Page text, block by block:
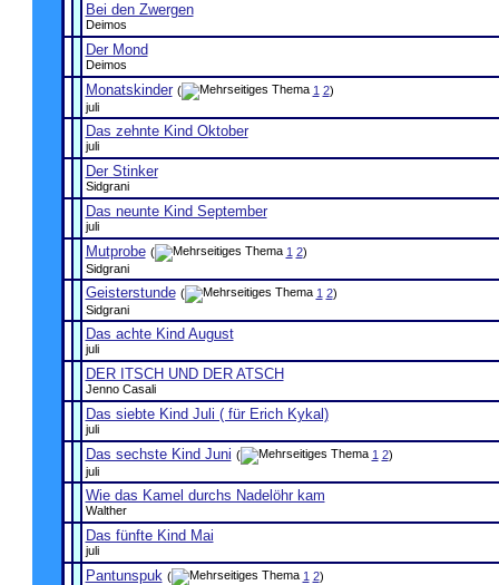
Bei den Zwergen
Deimos
Der Mond
Deimos
Monatskinder ( 1 2)
juli
Das zehnte Kind Oktober
juli
Der Stinker
Sidgrani
Das neunte Kind September
juli
Mutprobe ( 1 2)
Sidgrani
Geisterstunde ( 1 2)
Sidgrani
Das achte Kind August
juli
DER ITSCH UND DER ATSCH
Jenno Casali
Das siebte Kind Juli ( für Erich Kykal)
juli
Das sechste Kind Juni ( 1 2)
juli
Wie das Kamel durchs Nadelöhr kam
Walther
Das fünfte Kind Mai
juli
Pantunspuk ( 1 2)